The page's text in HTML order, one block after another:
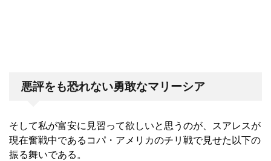
悪評をも恐れない勇敢なマリーシア
そして私が富安に見習って欲しいと思うのが、スアレスが
現在奮戦中であるコパ・アメリカのチリ戦で見せた以下の
振る舞いである。